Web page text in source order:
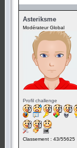
Asteriksme
Modérateur Global
Profil challenge
Classement : 43/55625